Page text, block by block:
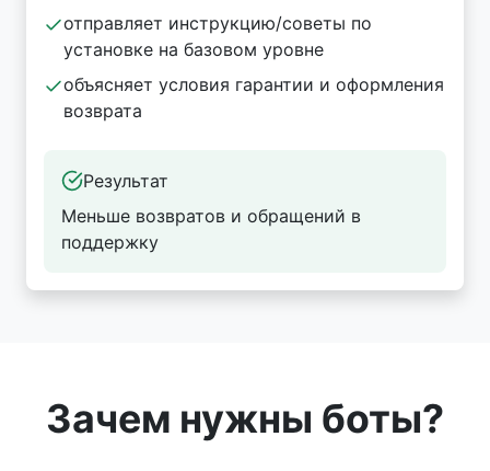
отправляет инструкцию/советы по
установке на базовом уровне
объясняет условия гарантии и оформления
возврата
Результат
Меньше возвратов и обращений в
поддержку
Зачем нужны боты?